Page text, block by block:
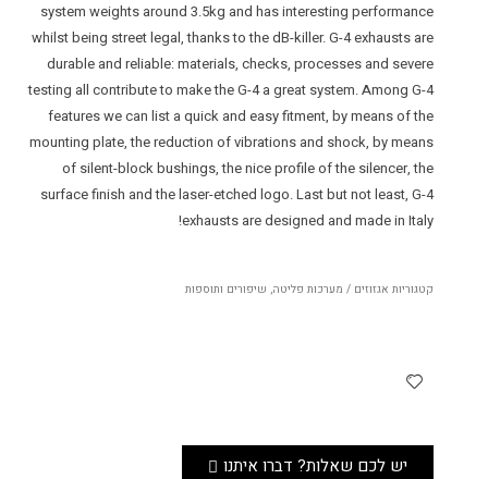
system weights around 3.5kg and has interesting performance
whilst being street legal, thanks to the dB-killer. G-4 exhausts are
durable and reliable: materials, checks, processes and severe
testing all contribute to make the G-4 a great system. Among G-4
features we can list a quick and easy fitment, by means of the
mounting plate, the reduction of vibrations and shock, by means
of silent-block bushings, the nice profile of the silencer, the
surface finish and the laser-etched logo. Last but not least, G-4
exhausts are designed and made in Italy!
קטגוריות אגזוזים / מערכות פליטה, שיפורים ותוספות
יש לכם שאלות? דברו איתנו